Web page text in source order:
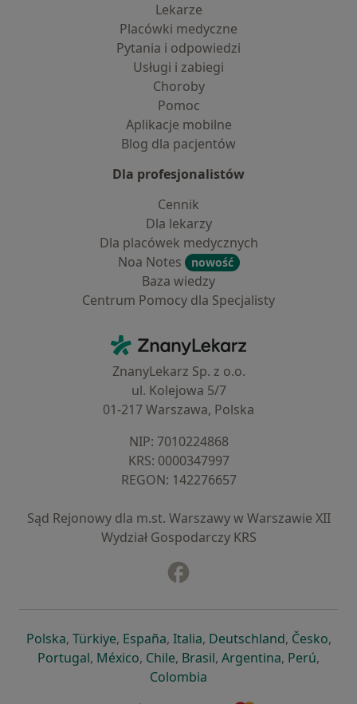
Lekarze
Placówki medyczne
Pytania i odpowiedzi
Usługi i zabiegi
Choroby
Pomoc
Aplikacje mobilne
Blog dla pacjentów
Dla profesjonalistów
Cennik
Dla lekarzy
Dla placówek medycznych
Noa Notes
nowość
Baza wiedzy
Centrum Pomocy dla Specjalisty
ZnanyLekarz - Strona główna
ZnanyLekarz Sp. z o.o.
ul. Kolejowa 5/7
01-217 Warszawa, Polska
NIP: ⁠7010224868
KRS: ⁠0000347997
REGON: ⁠142276657
Sąd Rejonowy dla m.st. Warszawy w Warszawie XII
Wydział Gospodarczy KRS
Polskaotwiera się w nowej karcie
, Türkiyeotwiera się w nowej karcie
, Españaotwiera się w nowej karcie
, Italiaotwiera się w nowej
, Deutschlandotwiera się
, Česko,
Portugalotwiera się w nowej karcie
, Méxicootwiera się w nowej karcie
, Chileotwiera się w nowej karcie
, Brasilotwiera się w nowej
, Argentinaotwiera się
, Perú,
Colombia